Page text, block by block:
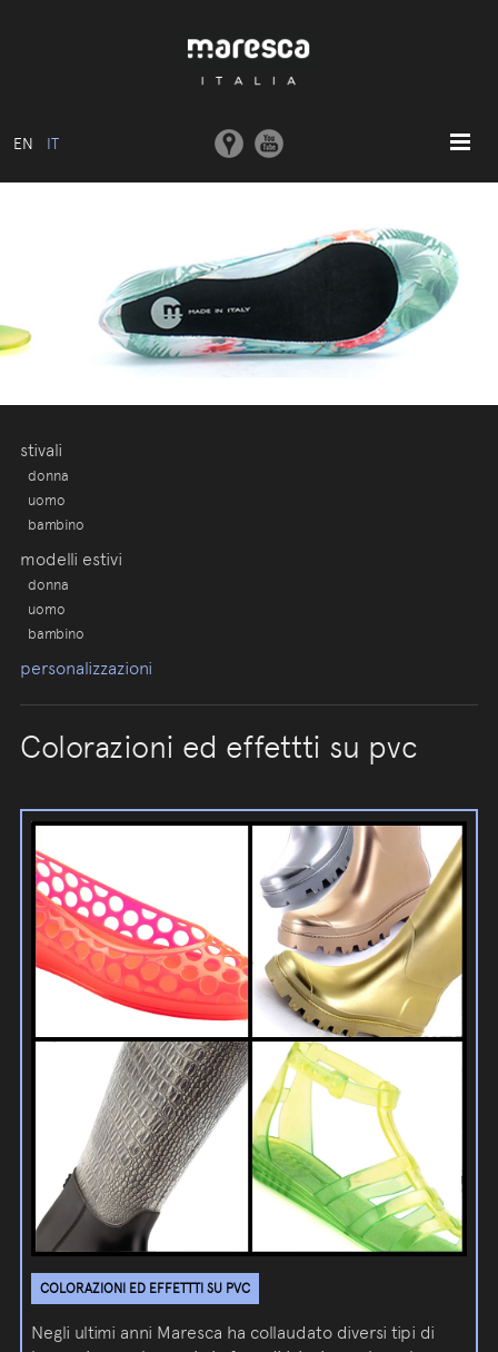
EN IT
ABOUT US
STAMPI E MACCHINARI
COMUNICAZIONE
stivali
donna
uomo
bambino
modelli estivi
donna
uomo
bambino
personalizzazioni
Colorazioni ed effettti su pvc
COLORAZIONI ED EFFETTTI SU PVC
Negli ultimi anni Maresca ha collaudato diversi tipi di